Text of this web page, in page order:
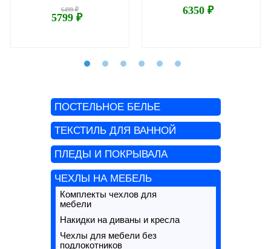
ПОСТЕЛЬНОЕ БЕЛЬЕ
ТЕКСТИЛЬ ДЛЯ ВАННОЙ
ПЛЕДЫ И ПОКРЫВАЛА
ЧЕХЛЫ НА МЕБЕЛЬ
Комплекты чехлов для
мебели
Накидки на диваны и кресла
Чехлы для мебели без
подлокотников
6499 ₽
5799 ₽
6350 ₽